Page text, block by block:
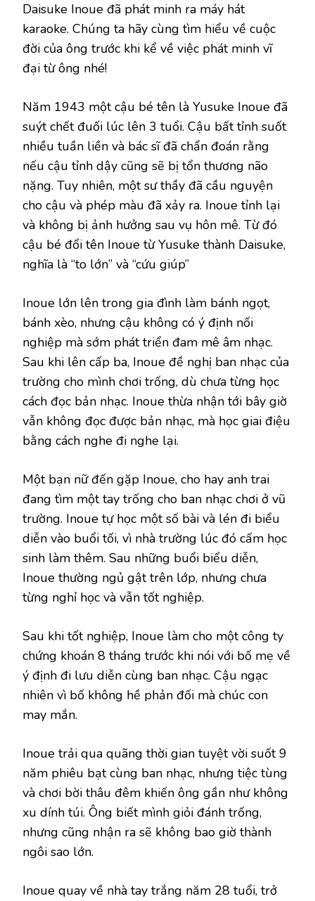
Daisuke Inoue đã phát minh ra máy hát
karaoke. Chúng ta hãy cùng tìm hiểu về cuộc
đời của ông trước khi kể về việc phát minh vĩ
đại từ ông nhé!
Năm 1943 một cậu bé tên là Yusuke Inoue đã
suýt chết đuối lúc lên 3 tuổi. Cậu bất tỉnh suốt
nhiều tuần liền và bác sĩ đã chẩn đoán rằng
nếu cậu tỉnh dậy cũng sẽ bị tổn thương não
nặng. Tuy nhiên, một sư thầy đã cầu nguyện
cho cậu và phép màu đã xảy ra. Inoue tỉnh lại
và không bị ảnh hưởng sau vụ hôn mê. Từ đó
cậu bé đổi tên Inoue từ Yusuke thành Daisuke,
nghĩa là “to lớn” và “cứu giúp”
Inoue lớn lên trong gia đình làm bánh ngọt,
bánh xèo, nhưng cậu không có ý định nối
nghiệp mà sớm phát triển đam mê âm nhạc.
Sau khi lên cấp ba, Inoue đề nghị ban nhạc của
trường cho mình chơi trống, dù chưa từng học
cách đọc bản nhạc. Inoue thừa nhận tới bây giờ
vẫn không đọc được bản nhạc, mà học giai điệu
bằng cách nghe đi nghe lại.
Một bạn nữ đến gặp Inoue, cho hay anh trai
đang tìm một tay trống cho ban nhạc chơi ở vũ
trường. Inoue tự học một số bài và lén đi biểu
diễn vào buổi tối, vì nhà trường lúc đó cấm học
sinh làm thêm. Sau những buổi biểu diễn,
Inoue thường ngủ gật trên lớp, nhưng chưa
từng nghỉ học và vẫn tốt nghiệp.
Sau khi tốt nghiệp, Inoue làm cho một công ty
chứng khoán 8 tháng trước khi nói với bố mẹ về
ý định đi lưu diễn cùng ban nhạc. Cậu ngạc
nhiên vì bố không hề phản đối mà chúc con
may mắn.
Inoue trải qua quãng thời gian tuyệt vời suốt 9
năm phiêu bạt cùng ban nhạc, nhưng tiệc tùng
và chơi bời thâu đêm khiến ông gần như không
xu dính túi. Ông biết mình giỏi đánh trống,
nhưng cũng nhận ra sẽ không bao giờ thành
ngôi sao lớn.
Inoue quay về nhà tay trắng năm 28 tuổi, trở